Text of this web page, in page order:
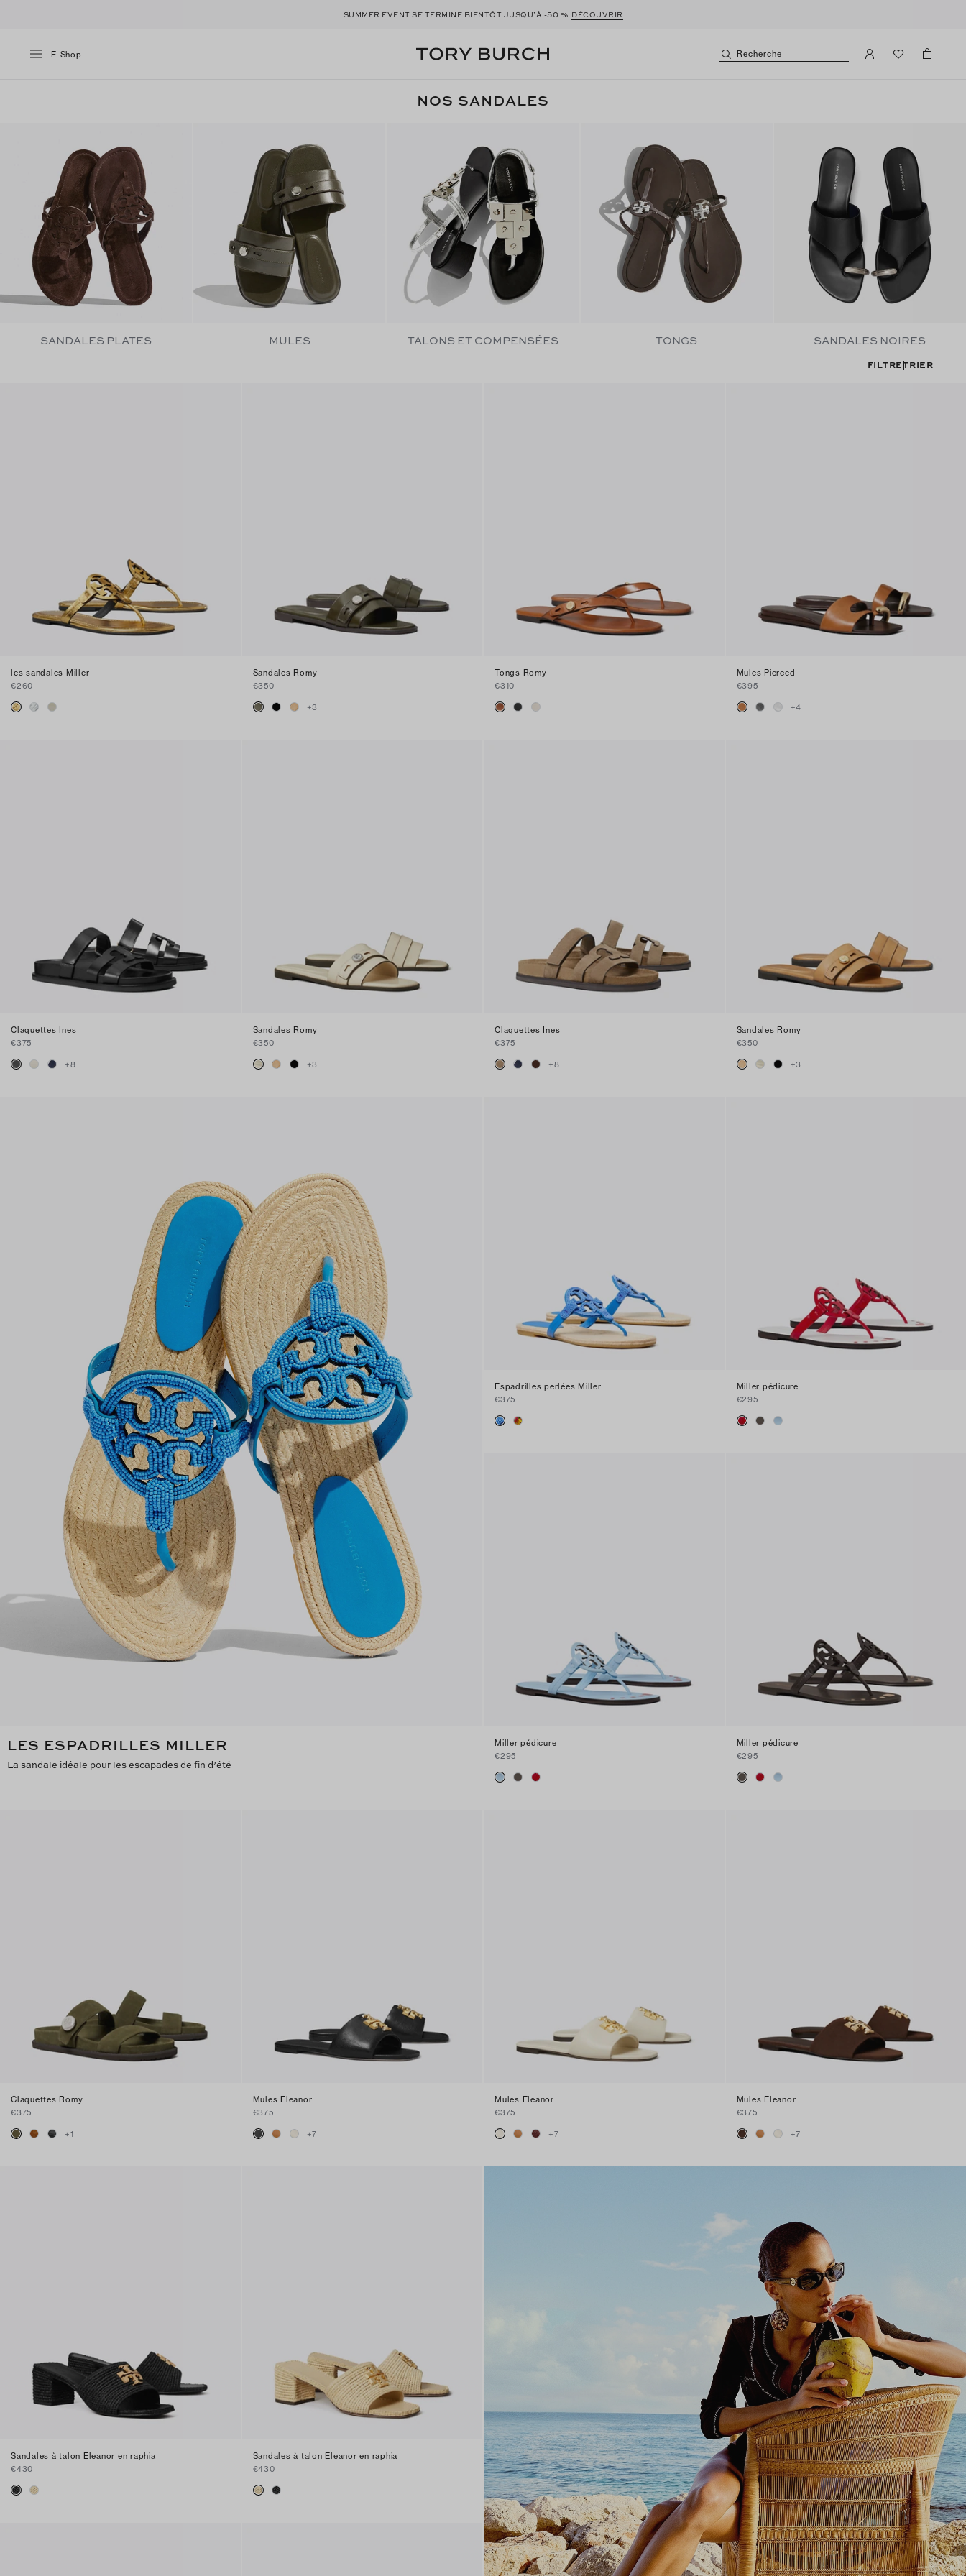
SUMMER EVENT SE TERMINE BIENTÔT JUSQU’À -50 % DÉCOUVRIR
E-Shop Recherche
NOS SANDALES
SANDALES PLATES MULES TALONS ET COMPENSÉES TONGS SANDALES NOIRES
FILTRETRIER
les sandales Miller
€260
Sandales Romy
€350
+3
Tongs Romy
€310
Mules Pierced
€395
+4
Claquettes Ines
€375
+8
Sandales Romy
€350
+3
Claquettes Ines
€375
+8
Sandales Romy
€350
+3
LES ESPADRILLES MILLER
La sandale idéale pour les escapades de fin d’été
Espadrilles perlées Miller
€375
Miller pédicure
€295
Miller pédicure
€295
Miller pédicure
€295
Claquettes Romy
€375
+1
Mules Eleanor
€375
+7
Mules Eleanor
€375
+7
Mules Eleanor
€375
+7
Sandales à talon Eleanor en raphia
€430
Sandales à talon Eleanor en raphia
€430